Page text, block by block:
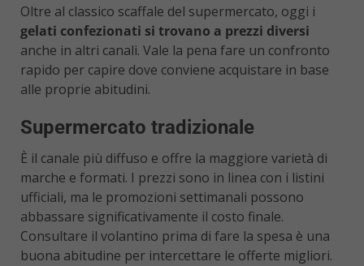
Oltre al classico scaffale del supermercato, oggi i
gelati confezionati si trovano a prezzi diversi
anche in altri canali. Vale la pena fare un confronto
rapido per capire dove conviene acquistare in base
alle proprie abitudini.
Supermercato tradizionale
È il canale più diffuso e offre la maggiore varietà di
marche e formati. I prezzi sono in linea con i listini
ufficiali, ma le promozioni settimanali possono
abbassare significativamente il costo finale.
Consultare il volantino prima di fare la spesa è una
buona abitudine per intercettare le offerte migliori.